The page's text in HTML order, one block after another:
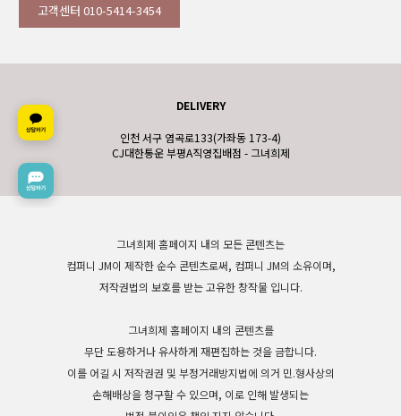
고객센터 010-5414-3454
DELIVERY
인천 서구 염곡로133(가좌동 173-4)
CJ대한통운 부평A직영집배점 - 그녀희제
그녀희제 홈페이지 내의 모든 콘텐츠는
컴퍼니 JM이 제작한 순수 콘텐츠로써, 컴퍼니 JM의 소유이며,
저작권법의 보호를 받는 고유한 창작물 입니다.
그녀희제 홈페이지 내의 콘텐츠를
무단 도용하거나 유사하게 재편집하는 것을 금합니다.
이를 어길 시 저작권권 및 부정거래방지법에 의거 민.형사상의
손해배상을 청구할 수 있으며, 이로 인해 발생되는